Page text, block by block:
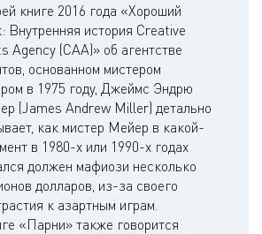
книге 2016 года «Хороший
Внутренняя история Creative
Agency (CAA)» об агентстве
основанном мистером
в 1975 году, Джеймс Эндрю
(James Andrew Miller) детально
как мистер Мейер в какой-
в 1980-х или 1990-х годах
должен мафиози несколько
долларов, из-за своего
к азартным играм.
«Парни» также говорится